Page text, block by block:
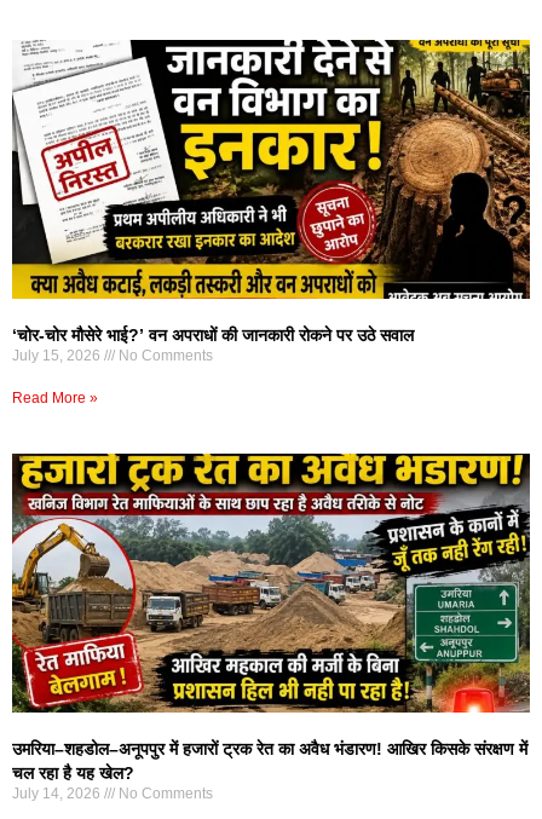
‘चोर-चोर मौसेरे भाई?’ वन अपराधों की जानकारी रोकने पर उठे सवाल
July 15, 2026 No Comments
Read More »
उमरिया–शहडोल–अनूपपुर में हजारों ट्रक रेत का अवैध भंडारण! आखिर किसके संरक्षण में
चल रहा है यह खेल?
July 14, 2026 No Comments